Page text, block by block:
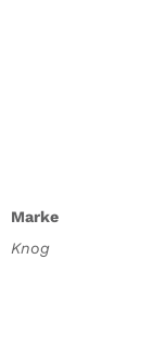
Marke
Knog